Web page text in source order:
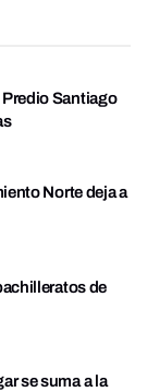
Santiago
Norte deja a
de
se suma a la